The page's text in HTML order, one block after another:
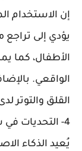
إن الاستخدام
يؤدي إلى تراجع
الأطفال، كما
الواقعي.
القلق والتوتر
4- التحديات في سوق العمل:
يُعيد الذكاء